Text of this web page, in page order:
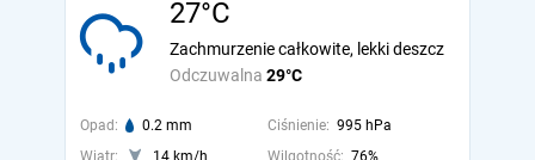
27°C
Odczuwalna 29°C
Zachmurzenie całkowite, lekki deszcz
Opad: 0.2 mm Ciśnienie: 995 hPa
Wiatr:
14 km/h Wilgotność: 76%